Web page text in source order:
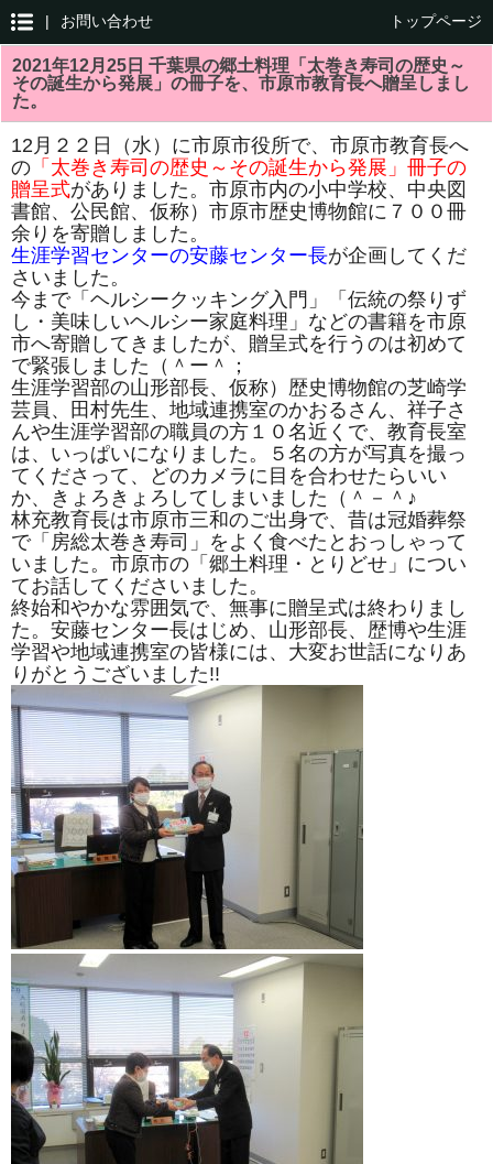
| お問い合わせ トップページ
2021年12月25日 千葉県の郷土料理「太巻き寿司の歴史～
その誕生から発展」の冊子を、市原市教育長へ贈呈しまし
た。
12月２２日（水）に市原市役所で、市原市教育長へ
の 「太巻き寿司の歴史～その誕生から発展」冊子の
贈呈式がありました。市原市内の小中学校、中央図
書館、公民館、仮称）市原市歴史博物館に７００冊
余りを寄贈しました。
生涯学習センターの安藤センター長が企画してくだ
さいました。
今まで「ヘルシークッキング入門」「伝統の祭りず
し・美味しいヘルシー家庭料理」などの書籍を市原
市へ寄贈してきましたが、贈呈式を行うのは初めて
で緊張しました（＾ー＾；
生涯学習部の山形部長、仮称）歴史博物館の芝崎学
芸員、田村先生、地域連携室のかおるさん、祥子さ
んや生涯学習部の職員の方１０名近くで、教育長室
は、いっぱいになりました。５名の方が写真を撮っ
てくださって、どのカメラに目を合わせたらいい
か、きょろきょろしてしまいました（＾－＾♪
林充教育長は市原市三和のご出身で、昔は冠婚葬祭
で「房総太巻き寿司」をよく食べたとおっしゃって
いました。市原市の「郷土料理・とりどせ」につい
てお話してくださいました。
終始和やかな雰囲気で、無事に贈呈式は終わりまし
た。安藤センター長はじめ、山形部長、歴博や生涯
学習や地域連携室の皆様には、大変お世話になりあ
りがとうございました!!